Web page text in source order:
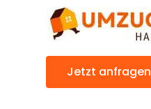
Jetzt anfragen